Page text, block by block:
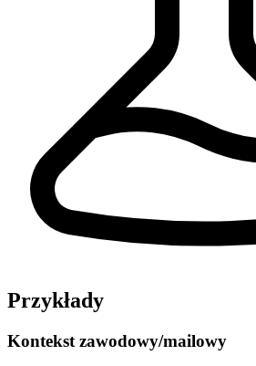
Przykłady
Kontekst zawodowy/mailowy